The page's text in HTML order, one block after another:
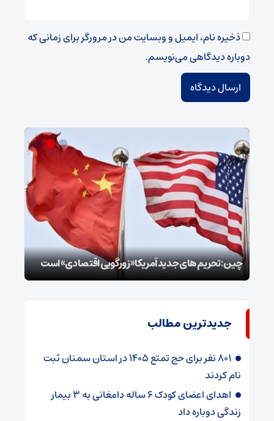
ذخیره نام، ایمیل و وبسایت من در مرورگر برای زمانی که
دوباره دیدگاهی می‌نویسم.
چین: تحریم‌های جدید آمریکا «زورگویی اقتصادی» است
جدیدترین مطالب
۸۰۱ نفر برای حج تمتع ۱۴۰۵ در استان سمنان ثبت
نام کردند
اهدای اعضای کودک ۶ ساله دامغانی به ۳ بیمار
زندگی دوباره داد